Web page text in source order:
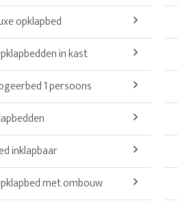
opklapbed
in kast
1 persoons
inklapbaar
met ombouw